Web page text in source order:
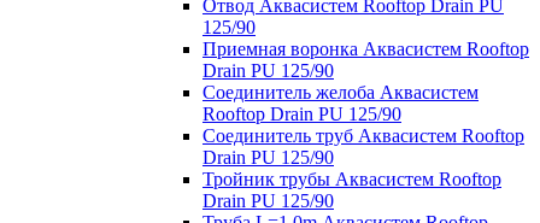
Отвод Аквасистем Rooftop Drain PU
125/90
Приемная воронка Аквасистем Rooftop
Drain PU 125/90
Соединитель желоба Аквасистем
Rooftop Drain PU 125/90
Соединитель труб Аквасистем Rooftop
Drain PU 125/90
Тройник трубы Аквасистем Rooftop
Drain PU 125/90